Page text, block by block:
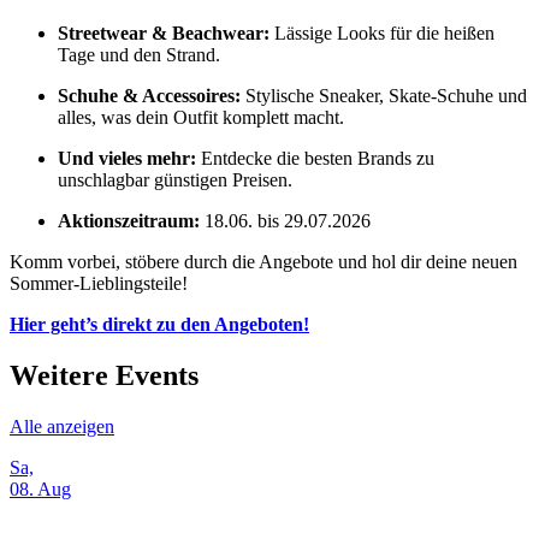
Streetwear & Beachwear: Lässige Looks für die heißen
Tage und den Strand.
Schuhe & Accessoires: Stylische Sneaker, Skate-Schuhe und
alles, was dein Outfit komplett macht.
Und vieles mehr: Entdecke die besten Brands zu
unschlagbar günstigen Preisen.
Aktionszeitraum: 18.06. bis 29.07.2026
Komm vorbei, stöbere durch die Angebote und hol dir deine neuen
Sommer-Lieblingsteile!
Hier geht’s direkt zu den Angeboten!
Weitere Events
Alle anzeigen
Sa,
08. Aug